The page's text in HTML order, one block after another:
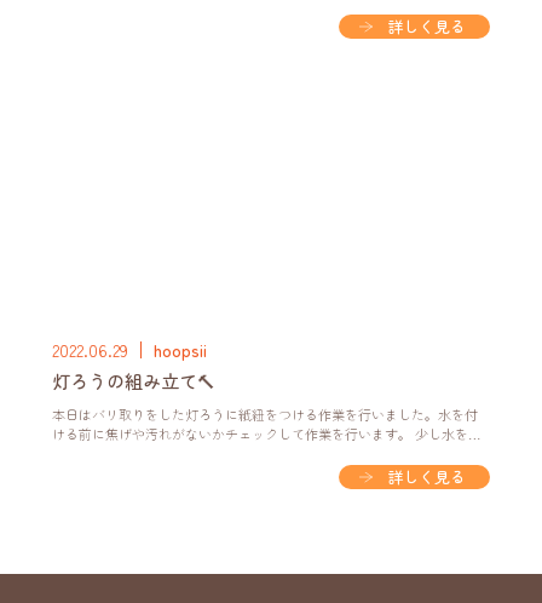
毛など様々ななまはげの種類が出来ました。 利用者さんは見覚えのある
なまはげ👹が出来て完成を喜んでいました。٩(ˊᗜˋ*)و
詳しく見る
2022.06.29 hoopsii
灯ろうの組み立て🔨
本日はバリ取りをした灯ろうに紙紐をつける作業を行いました。水を付
ける前に焦げや汚れがないかチェックして作業を行います。 少し水を付
水を付ける際にも気を付けて行うようにしています。また、同じ形の灯
ろうや同じような組み合わせが偏らないようにも気を付けています。 ぴ
詳しく見る